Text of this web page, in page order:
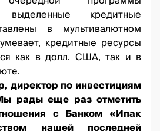
выделенные кредитные
в мультивалютном
кредитные ресурсы
как в долл. США, так и в
директор по инвестициям
рады еще раз отметить
с Банком «Ипак